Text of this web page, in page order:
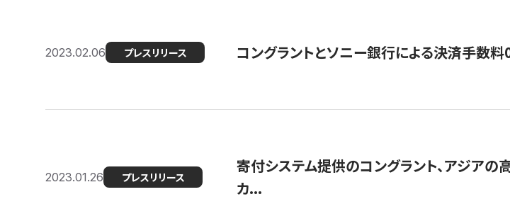
2023.02.06 プレスリリース コングラントとソニー銀行による決済手数
2023.01.26 プレスリリース
寄付システム提供のコングラント、アジア
カ...